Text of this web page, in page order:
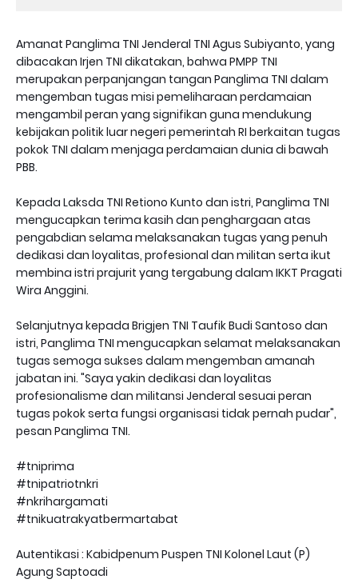
Amanat Panglima TNI Jenderal TNI Agus Subiyanto, yang
dibacakan Irjen TNI dikatakan, bahwa PMPP TNI
merupakan perpanjangan tangan Panglima TNI dalam
mengemban tugas misi pemeliharaan perdamaian
mengambil peran yang signifikan guna mendukung
kebijakan politik luar negeri pemerintah RI berkaitan tugas
pokok TNI dalam menjaga perdamaian dunia di bawah
PBB.
Kepada Laksda TNI Retiono Kunto dan istri, Panglima TNI
mengucapkan terima kasih dan penghargaan atas
pengabdian selama melaksanakan tugas yang penuh
dedikasi dan loyalitas, profesional dan militan serta ikut
membina istri prajurit yang tergabung dalam IKKT Pragati
Wira Anggini.
Selanjutnya kepada Brigjen TNI Taufik Budi Santoso dan
istri, Panglima TNI mengucapkan selamat melaksanakan
tugas semoga sukses dalam mengemban amanah
jabatan ini. "Saya yakin dedikasi dan loyalitas
profesionalisme dan militansi Jenderal sesuai peran
tugas pokok serta fungsi organisasi tidak pernah pudar",
pesan Panglima TNI.
#tniprima
#tnipatriotnkri
#nkrihargamati
#tnikuatrakyatbermartabat
Autentikasi : Kabidpenum Puspen TNI Kolonel Laut (P)
Agung Saptoadi